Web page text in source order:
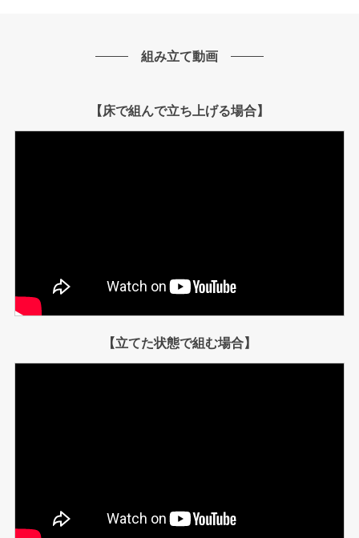
組み立て動画
【床で組んで立ち上げる場合】
【立てた状態で組む場合】